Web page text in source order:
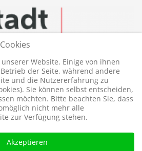
Website. Einige von ihnen
der Seite, während andere
und die Nutzererfahrung zu
Sie können selbst entscheiden,
möchten. Bitte beachten Sie, dass
nicht mehr alle
zur Verfügung stehen.
Akzeptieren